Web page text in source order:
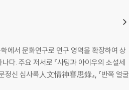
에서 문화연구로 연구 영역을 확장하여 상
다. 주요 저서로 『사팅과 아이우의 소설세
신 심사록人文情神審思錄』, 『반쪽 얼굴